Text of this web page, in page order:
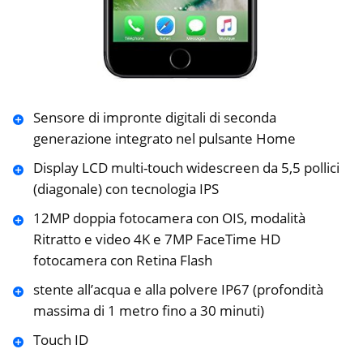
Sensore di impronte digitali di seconda
generazione integrato nel pulsante Home
Display LCD multi-touch widescreen da 5,5 pollici
(diagonale) con tecnologia IPS
12MP doppia fotocamera con OIS, modalità
Ritratto e video 4K e 7MP FaceTime HD
fotocamera con Retina Flash
stente all’acqua e alla polvere IP67 (profondità
massima di 1 metro fino a 30 minuti)
Touch ID